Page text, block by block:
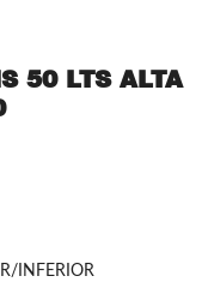
50 LTS ALTA
INFERIOR